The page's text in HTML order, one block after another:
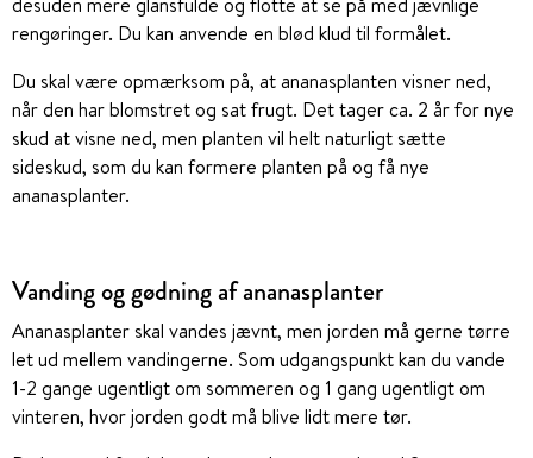
rengøringer. Du kan anvende en blød klud til formålet.
Du skal være opmærksom på, at ananasplanten visner ned,
når den har blomstret og sat frugt. Det tager ca. 2 år for nye
skud at visne ned, men planten vil helt naturligt sætte
sideskud, som du kan formere planten på og få nye
ananasplanter.
Vanding og gødning af ananasplanter
Ananasplanter skal vandes jævnt, men jorden må gerne tørre
let ud mellem vandingerne. Som udgangspunkt kan du vande
1-2 gange ugentligt om sommeren og 1 gang ugentligt om
vinteren, hvor jorden godt må blive lidt mere tør.